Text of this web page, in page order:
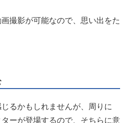
撮影が可能なので、思い出をた
るかもしれませんが、周りに
ーが登場するので、そちらに意